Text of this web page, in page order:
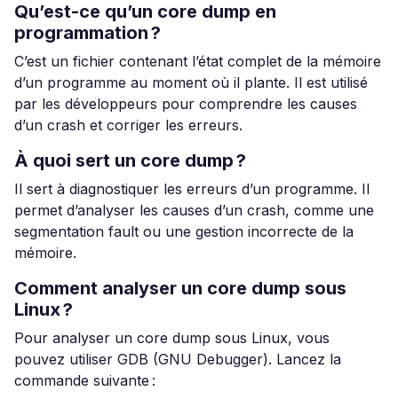
Qu’est-ce qu’un core dump en
programmation ?
C’est un fichier contenant l’état complet de la mémoire
d’un programme au moment où il plante. Il est utilisé
par les développeurs pour comprendre les causes
d’un crash et corriger les erreurs.
À quoi sert un core dump ?
Il sert à diagnostiquer les erreurs d’un programme. Il
permet d’analyser les causes d’un crash, comme une
segmentation fault ou une gestion incorrecte de la
mémoire.
Comment analyser un core dump sous
Linux ?
Pour analyser un core dump sous Linux, vous
pouvez utiliser GDB (GNU Debugger). Lancez la
commande suivante :